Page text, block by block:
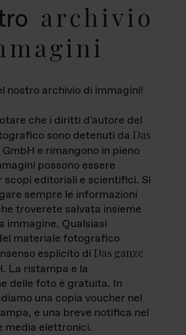
archivio
nostro archivio di immagini!
che i diritti d'autore del
sono detenuti da Das
GmbH e rimangono in pieno
possono essere
scopi editoriali e scientifici. Si
sempre le informazioni
troverete salvata insieme
immagine. Qualsiasi
materiale fotografico
esplicito di Das ganze
La ristampa e la
delle foto è gratuita. In
una copia voucher nel
e una breve notifica nel
media elettronici.